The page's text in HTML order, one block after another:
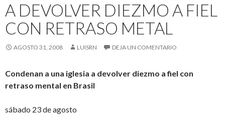
A DEVOLVER DIEZMO A FIEL
CON RETRASO METAL
AGOSTO 31, 2008 LUISRN DEJA UN COMENTARIO
Condenan a una iglesia a devolver diezmo a fiel con
retraso mental en Brasil
sábado 23 de agosto